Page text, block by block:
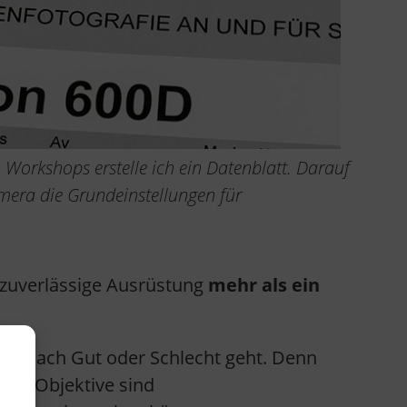
erstelle ich ein Datenblatt. Darauf
die Grundeinstellungen für
Ausrüstung mehr als ein
nach Gut oder Schlecht geht. Denn
Objektive sind